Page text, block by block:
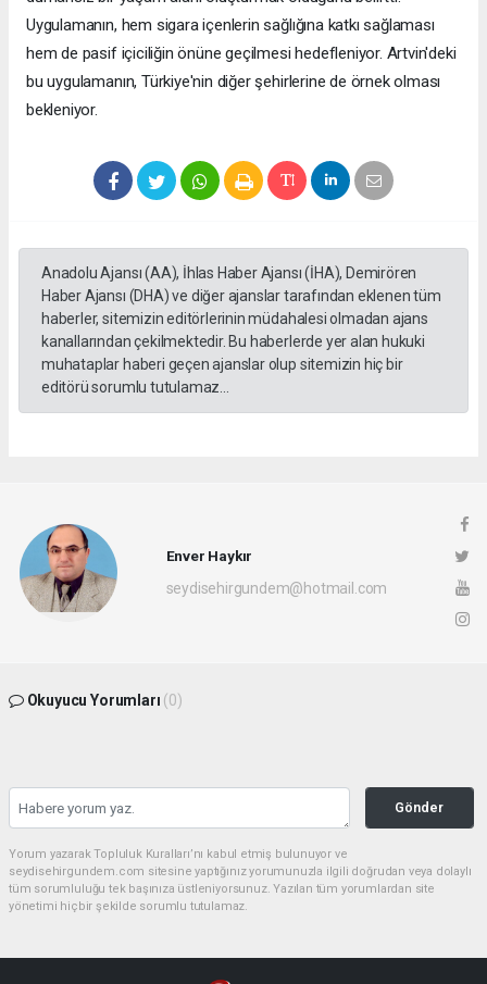
Uygulamanın, hem sigara içenlerin sağlığına katkı sağlaması
hem de pasif içiciliğin önüne geçilmesi hedefleniyor. Artvin'deki
bu uygulamanın, Türkiye'nin diğer şehirlerine de örnek olması
bekleniyor.
Anadolu Ajansı (AA), İhlas Haber Ajansı (İHA), Demirören
Haber Ajansı (DHA) ve diğer ajanslar tarafından eklenen tüm
haberler, sitemizin editörlerinin müdahalesi olmadan ajans
kanallarından çekilmektedir. Bu haberlerde yer alan hukuki
muhataplar haberi geçen ajanslar olup sitemizin hiç bir
editörü sorumlu tutulamaz...
Enver Haykır
seydisehirgundem@hotmail.com
Okuyucu Yorumları (0)
Gönder
Yorum yazarak Topluluk Kuralları’nı kabul etmiş bulunuyor ve
seydisehirgundem.com sitesine yaptığınız yorumunuzla ilgili doğrudan veya dolaylı
tüm sorumluluğu tek başınıza üstleniyorsunuz. Yazılan tüm yorumlardan site
yönetimi hiçbir şekilde sorumlu tutulamaz.